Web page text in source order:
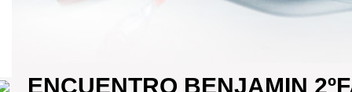
ENCUENTRO BENJAMIN